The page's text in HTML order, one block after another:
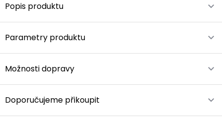
Popis produktu
Parametry produktu
Možnosti dopravy
Doporučujeme přikoupit